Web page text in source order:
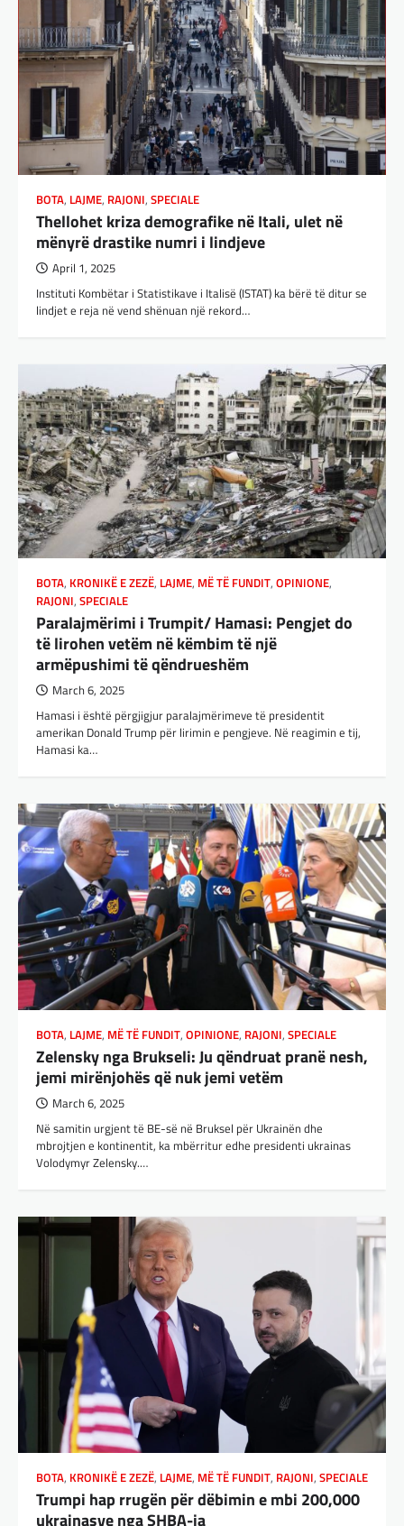
BOTA, LAJME, RAJONI, SPECIALE
Thellohet kriza demografike në Itali, ulet në
mënyrë drastike numri i lindjeve
April 1, 2025
Instituti Kombëtar i Statistikave i Italisë (ISTAT) ka bërë të ditur se
lindjet e reja në vend shënuan një rekord…
BOTA, KRONIKË E ZEZË, LAJME, MË TË FUNDIT, OPINIONE,
RAJONI, SPECIALE
Paralajmërimi i Trumpit/ Hamasi: Pengjet do
të lirohen vetëm në këmbim të një
armëpushimi të qëndrueshëm
March 6, 2025
Hamasi i është përgjigjur paralajmërimeve të presidentit
amerikan Donald Trump për lirimin e pengjeve. Në reagimin e tij,
Hamasi ka…
BOTA, LAJME, MË TË FUNDIT, OPINIONE, RAJONI, SPECIALE
Zelensky nga Brukseli: Ju qëndruat pranë nesh,
jemi mirënjohës që nuk jemi vetëm
March 6, 2025
Në samitin urgjent të BE-së në Bruksel për Ukrainën dhe
mbrojtjen e kontinentit, ka mbërritur edhe presidenti ukrainas
Volodymyr Zelensky.…
BOTA, KRONIKË E ZEZË, LAJME, MË TË FUNDIT, RAJONI, SPECIALE
Trumpi hap rrugën për dëbimin e mbi 200,000
ukrainasve nga SHBA-ja